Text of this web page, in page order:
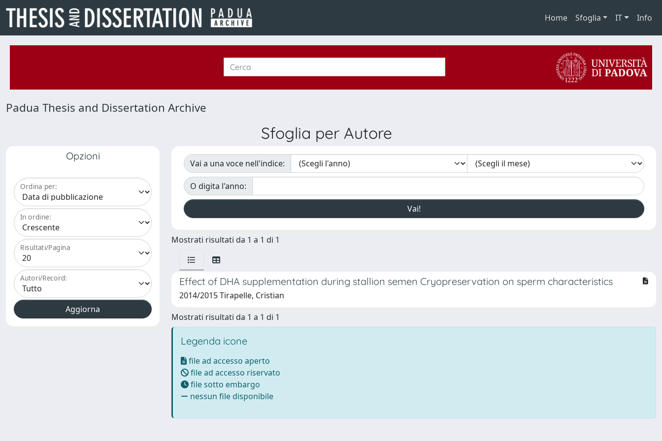
Home Sfoglia IT Info
Padua Thesis and Dissertation Archive
Sfoglia per Autore
Opzioni
Ordina per:
In ordine:
Risultati/Pagina
Autori/Record:
Vai a una voce nell'indice:
O digita l'anno:
Mostrati risultati da 1 a 1 di 1
Effect of DHA supplementation during stallion semen Cryopreservation on sperm characteristics
2014/2015 Tirapelle, Cristian
Mostrati risultati da 1 a 1 di 1
Legenda icone
file ad accesso aperto
file ad accesso riservato
file sotto embargo
nessun file disponibile